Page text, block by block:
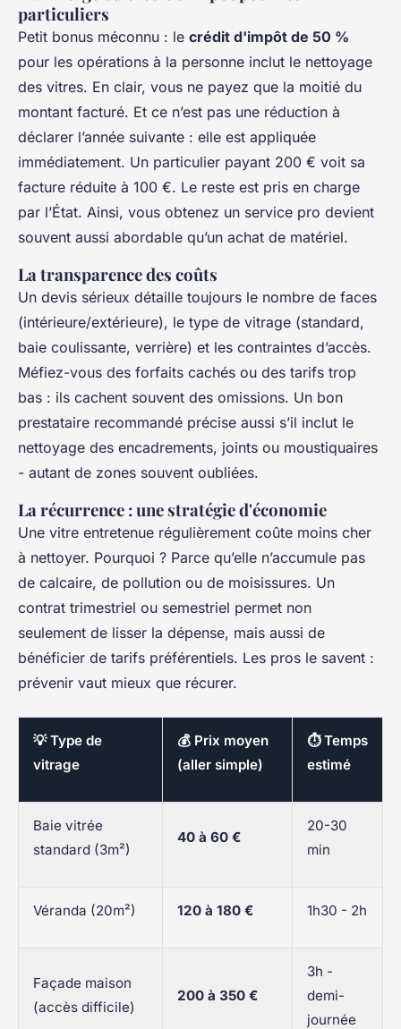
particuliers
Petit bonus méconnu : le crédit d'impôt de 50 %
pour les opérations à la personne inclut le nettoyage
des vitres. En clair, vous ne payez que la moitié du
montant facturé. Et ce n’est pas une réduction à
déclarer l’année suivante : elle est appliquée
immédiatement. Un particulier payant 200 € voit sa
facture réduite à 100 €. Le reste est pris en charge
par l’État. Ainsi, vous obtenez un service pro devient
souvent aussi abordable qu’un achat de matériel.
La transparence des coûts
Un devis sérieux détaille toujours le nombre de faces
(intérieure/extérieure), le type de vitrage (standard,
baie coulissante, verrière) et les contraintes d’accès.
Méfiez-vous des forfaits cachés ou des tarifs trop
bas : ils cachent souvent des omissions. Un bon
prestataire recommandé précise aussi s’il inclut le
nettoyage des encadrements, joints ou moustiquaires
- autant de zones souvent oubliées.
La récurrence : une stratégie d'économie
Une vitre entretenue régulièrement coûte moins cher
à nettoyer. Pourquoi ? Parce qu’elle n’accumule pas
de calcaire, de pollution ou de moisissures. Un
contrat trimestriel ou semestriel permet non
seulement de lisser la dépense, mais aussi de
bénéficier de tarifs préférentiels. Les pros le savent :
prévenir vaut mieux que récurer.
💡 Type de
vitrage
💰 Prix moyen
(aller simple)
⏱️ Temps
estimé
Baie vitrée
standard (3m²)
40 à 60 €
20-30
min
Véranda (20m²) 120 à 180 € 1h30 - 2h
Façade maison
(accès difficile)
200 à 350 €
3h -
demi-
journée